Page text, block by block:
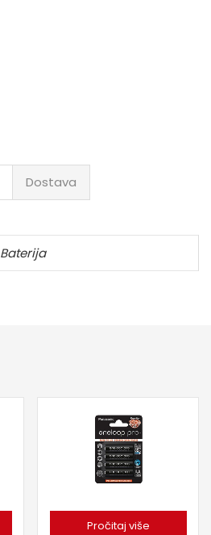
Dostava
Baterija
Pročitaj više